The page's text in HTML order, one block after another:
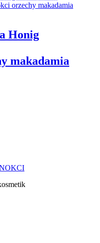
Honig
makadamia